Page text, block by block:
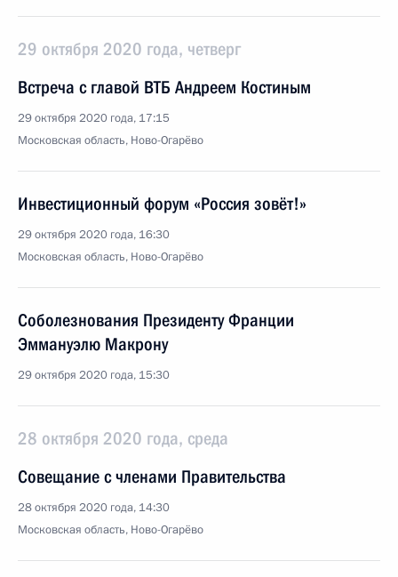
29 октября 2020 года, четверг
Встреча с главой ВТБ Андреем Костиным
29 октября 2020 года, 17:15
Московская область, Ново-Огарёво
Инвестиционный форум «Россия зовёт!»
29 октября 2020 года, 16:30
Московская область, Ново-Огарёво
Соболезнования Президенту Франции
Эммануэлю Макрону
29 октября 2020 года, 15:30
28 октября 2020 года, среда
Совещание с членами Правительства
28 октября 2020 года, 14:30
Московская область, Ново-Огарёво